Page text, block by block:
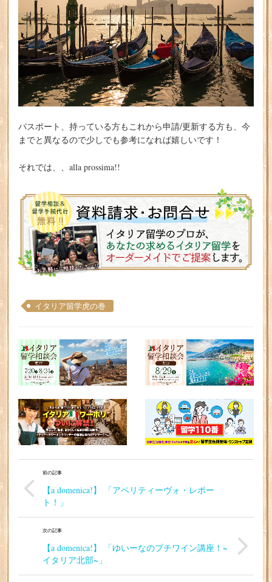
パスポート、持っている方もこれから申請/更新する方も、今
までと異なるので少しでも参考になれば嬉しいです！
それでは、、alla prossima!!
イタリア留学虎の巻
前の記事
【a domenica!】 「アペリティーヴォ・レポー
ト！」
次の記事
【a domenica!】 「ゆいーなのプチワイン講座！~
イタリア北部~」